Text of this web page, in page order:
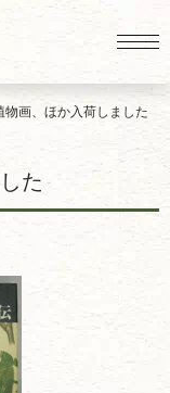
物画、ほか入荷しました
た